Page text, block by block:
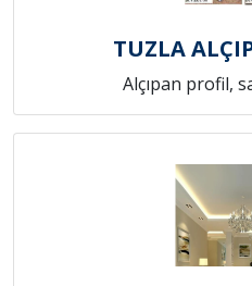
TUZLA
Alçıpan profil,